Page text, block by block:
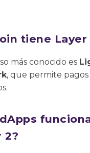
tiene Layer
más conocido es
, que permite
2?